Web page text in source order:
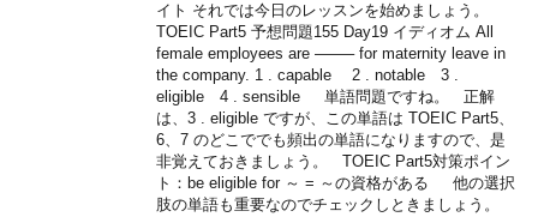
イト それでは今日のレッスンを始めましょう。
TOEIC Part5 予想問題155 Day19 イディオム All
female employees are ——– for maternity leave in
the company. 1 . capable 2 . notable 3 .
eligible 4 . sensible 単語問題ですね。 正解
は、3 . eligible ですが、この単語は TOEIC Part5、
6、7 のどこででも頻出の単語になりますので、是
非覚えておきましょう。 TOEIC Part5対策ポイン
ト：be eligible for ～ = ～の資格がある 他の選択
肢の単語も重要なのでチェックしときましょう。